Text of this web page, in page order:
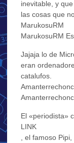
inevitable, y
las cosas que
MarukosuRM
MarukosuRM
Jajaja lo de
eran
catalufos.
El «periodista»
LINK
, el famoso